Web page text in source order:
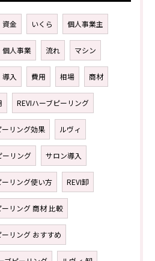
資金 いくら 個人事業主
個人事業 流れ マシン
導入 費用 相場 商材
REVIハーブピーリング
ーリング効果 ルヴィ
ーリング サロン導入
ーリング使い方 REVI卸
ーリング 商材 比較
ーリング おすすめ